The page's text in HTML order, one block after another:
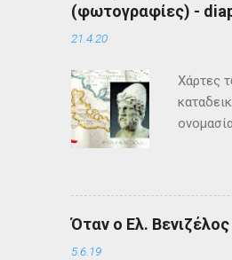
(φωτογραφίες) -
21.4.20
Χάρτες
Όμηρος
Όταν ο Ελ.
5.6.19